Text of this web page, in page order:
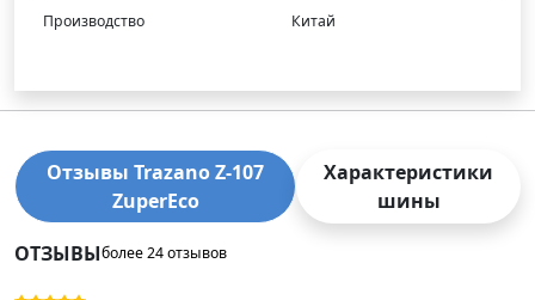
Производство Китай
Отзывы Trazano Z-107
ZuperEco
Характеристики
шины
ОТЗЫВЫболее 24 отзывов